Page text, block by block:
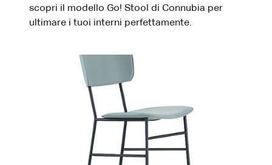
scopri il modello Go! Stool di Connubia per
ultimare i tuoi interni perfettamente.